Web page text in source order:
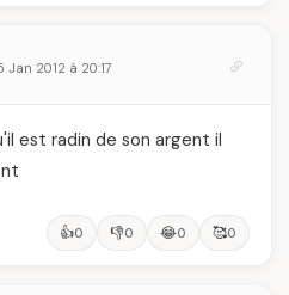
Jan 2012 à 20:17
est radin de son argent il
👍0 👎0 😂0 🥰0